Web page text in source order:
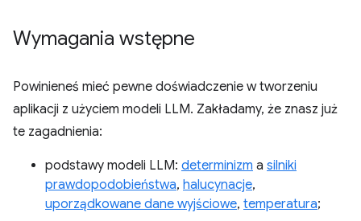
Wymagania wstępne
Powinieneś mieć pewne doświadczenie w tworzeniu
aplikacji z użyciem modeli LLM. Zakładamy, że znasz już
te zagadnienia:
podstawy modeli LLM: determinizm a silniki
prawdopodobieństwa, halucynacje,
uporządkowane dane wyjściowe, temperatura;